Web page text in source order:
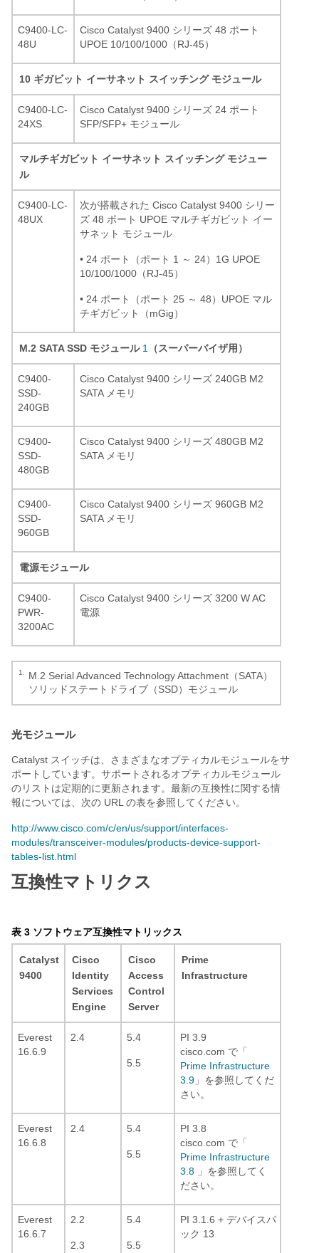
C9400-LC-
48U
Cisco Catalyst 9400 シリーズ 48 ポート
UPOE 10/100/1000（RJ-45）
10 ギガビット イーサネット スイッチング モジュール
C9400-LC-
24XS
Cisco Catalyst 9400 シリーズ 24 ポート
SFP/SFP+ モジュール
マルチギガビット イーサネット スイッチング モジュー
ル
C9400-LC-
48UX
次が搭載された Cisco Catalyst 9400 シリー
ズ 48 ポート UPOE マルチギガビット イー
サネット モジュール
• 24 ポート（ポート 1 ～ 24）1G UPOE
10/100/1000（RJ-45）
• 24 ポート（ポート 25 ～ 48）UPOE マル
チギガビット（mGig）
M.2 SATA SSD モジュール 1 （スーパーバイザ用）
C9400-
SSD-
240GB
Cisco Catalyst 9400 シリーズ 240GB M2
SATA メモリ
C9400-
SSD-
480GB
Cisco Catalyst 9400 シリーズ 480GB M2
SATA メモリ
C9400-
SSD-
960GB
Cisco Catalyst 9400 シリーズ 960GB M2
SATA メモリ
電源モジュール
C9400-
PWR-
3200AC
Cisco Catalyst 9400 シリーズ 3200 W AC
電源
1.
M.2 Serial Advanced Technology Attachment（SATA）
ソリッドステートドライブ（SSD）モジュール
光モジュール
Catalyst スイッチは、さまざまなオプティカルモジュールをサ
ポートしています。サポートされるオプティカルモジュール
のリストは定期的に更新されます。最新の互換性に関する情
報については、次の URL の表を参照してください。
http://www.cisco.com/c/en/us/support/interfaces-
modules/transceiver-modules/products-device-support-
tables-list.html
互換性マトリクス
表 3 ソフトウェア互換性マトリックス
Catalyst
9400
Cisco
Identity
Services
Engine
Cisco
Access
Control
Server
Prime
Infrastructure
Everest
16.6.9
2.4 5.4
5.5
PI 3.9
cisco.com で「
Prime Infrastructure
3.9 」を参照してくだ
さい。
Everest
16.6.8
2.4 5.4
5.5
PI 3.8
cisco.com で「
Prime Infrastructure
3.8 」を参照してく
ださい。
Everest
16.6.7
2.2
2.3
5.4
5.5
PI 3.1.6 + デバイスパ
ック 13